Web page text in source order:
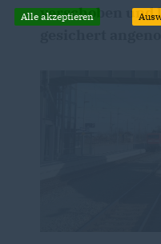
verschoben und
Alle akzeptieren